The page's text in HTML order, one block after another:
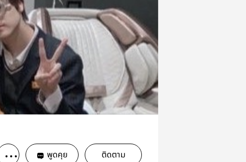
พูดคุย ติดตาม